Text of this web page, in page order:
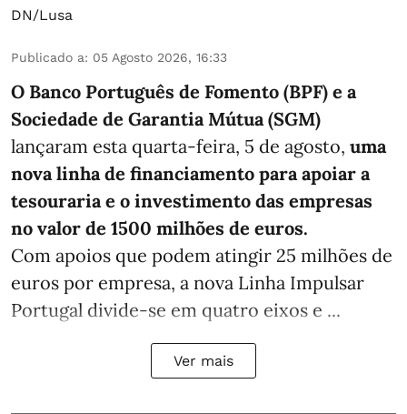
DN/Lusa
Publicado a: 05 Agosto 2026, 16:33
O Banco Português de Fomento (BPF) e a
Sociedade de Garantia Mútua (SGM)
lançaram esta quarta-feira, 5 de agosto, uma
nova linha de financiamento para apoiar a
tesouraria e o investimento das empresas
no valor de 1500 milhões de euros.
Com apoios que podem atingir 25 milhões de
euros por empresa, a nova Linha Impulsar
Portugal divide-se em quatro eixos e ...
Ver mais